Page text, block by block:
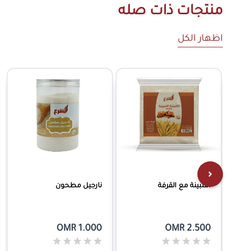
منتجات ذات صله
اظهار الكل
نارجيل مطحون
OMR 1.000
التلبينة مع القرفة
OMR 2.500